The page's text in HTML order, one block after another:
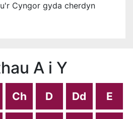
Cyngor gyda cherdyn
A i Y
Ch D Dd E